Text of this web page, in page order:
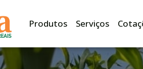
Produtos Serviços